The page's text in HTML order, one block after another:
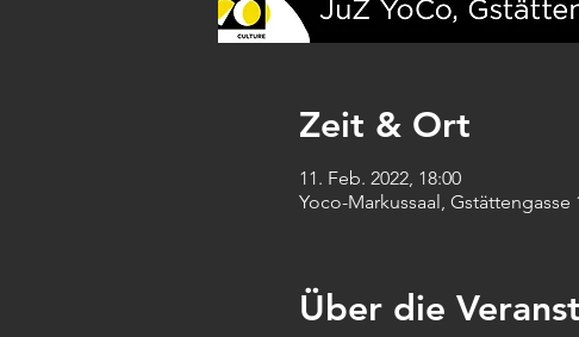
Zeit & Ort
11. Feb. 2022, 18:00
Yoco-Markussaal, Gstättengasse
Über die